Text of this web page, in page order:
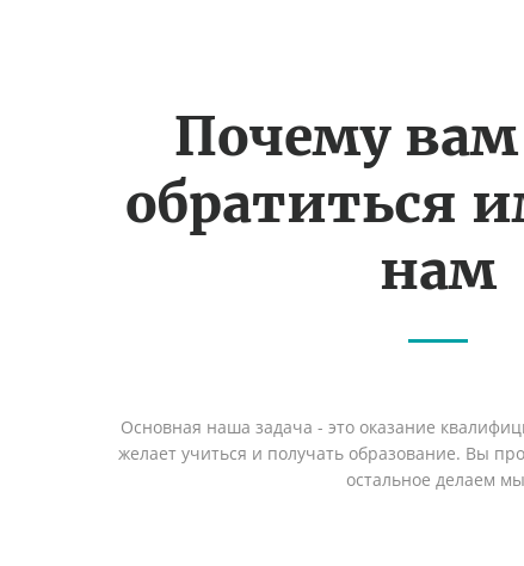
Почему
обратиться
нам
Основная наша задача - это оказание
желает учиться и получать образование. Вы
остальное делаем